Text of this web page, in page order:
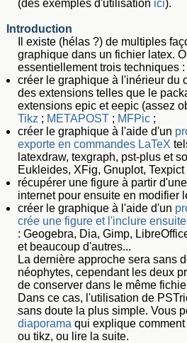
(des exemples d'utilisation ici).
Introduction
Il existe (hélas ?) de multiples
graphique dans un fichier latex.
essentiellement trois techniques :
créer le graphique à l'inérieur du
des extensions telles que le
extensions epic et eepic (assez
Tikz ; METAPOST; MFPic;
créer le graphique à l'aide d'un
exporte en commandes LaTeX
latexdraw, texgraph, pst-plus et
Eukleides, XFig, Gnuplot, Texpict
récupérer une figure à partir d'une
internet pour ensuite en modifier
créer le graphique à l'aide d'un
crée une figure et l'inclure ensuite
: Geogebra, Dia, Gimp,
et beaucoup d'autres...
La dernière approche sera sans
néophytes, cependant les deux
de conserver dans le même
Dans ce cas, l'utilisation de
sans doute la plus simple. Vous
diaporama qui explique
ou tikz, ou lire la suite.